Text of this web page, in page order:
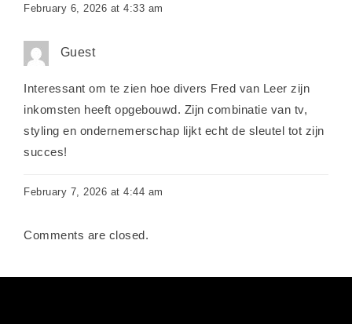
February 6, 2026 at 4:33 am
Guest
Interessant om te zien hoe divers Fred van Leer zijn
inkomsten heeft opgebouwd. Zijn combinatie van tv,
styling en ondernemerschap lijkt echt de sleutel tot zijn
succes!
February 7, 2026 at 4:44 am
Comments are closed.